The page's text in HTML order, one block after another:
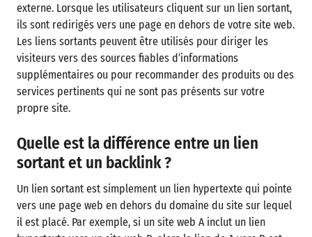
externe. Lorsque les utilisateurs cliquent sur un lien sortant,
ils sont redirigés vers une page en dehors de votre site web.
Les liens sortants peuvent être utilisés pour diriger les
visiteurs vers des sources fiables d’informations
supplémentaires ou pour recommander des produits ou des
services pertinents qui ne sont pas présents sur votre
propre site.
Quelle est la différence entre un lien
sortant et un backlink ?
Un lien sortant est simplement un lien hypertexte qui pointe
vers une page web en dehors du domaine du site sur lequel
il est placé. Par exemple, si un site web A inclut un lien